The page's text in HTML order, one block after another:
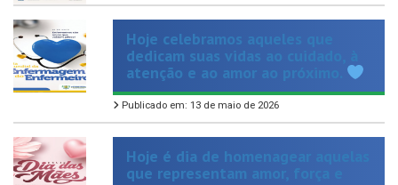
Hoje celebramos aqueles que
dedicam suas vidas ao cuidado, à
atenção e ao amor ao próximo.
Publicado em: 13 de maio de 2026
Hoje é dia de homenagear aquelas
que representam amor, força e
cuidado em sua forma mais
verdadeira.